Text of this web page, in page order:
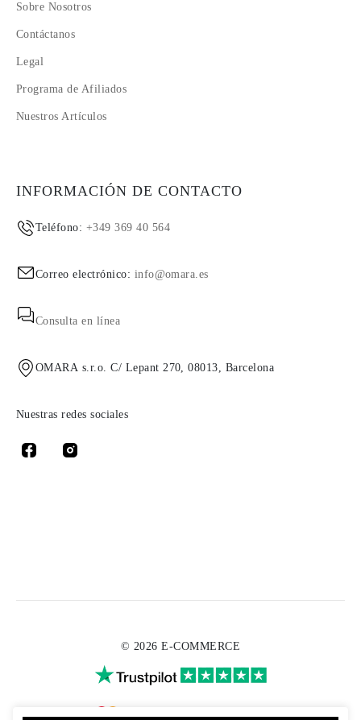
Sobre Nosotros
Contáctanos
Legal
Programa de Afiliados
Nuestros Artículos
INFORMACIÓN DE CONTACTO
Teléfono: +349 369 40 564
Correo electrónico: info@omara.es
Consulta en línea
OMARA s.r.o. C/ Lepant 270, 08013, Barcelona
Nuestras redes sociales
© 2026 E-COMMERCE